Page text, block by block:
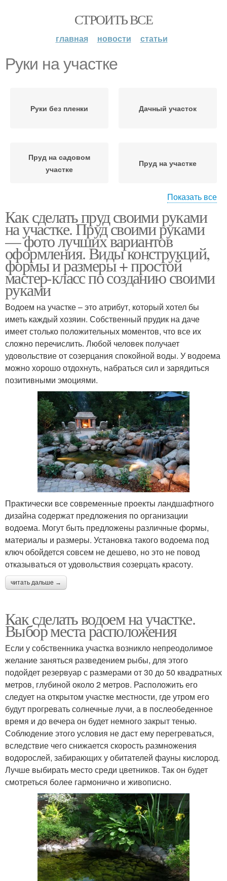
СТРОИТЬ ВСЕ
главная новости статьи
Руки на участке
Руки без пленки Дачный участок
Пруд на садовом
участке
Пруд на участке
Участок для разведения Пруд на дачном участке
Раки на дачном участке
Показать все
Как сделать пруд своими руками
на участке. Пруд своими руками
— фото лучших вариантов
оформления. Виды конструкций,
формы и размеры + простой
мастер-класс по созданию своими
руками
Водоем на участке – это атрибут, который хотел бы
иметь каждый хозяин. Собственный прудик на даче
имеет столько положительных моментов, что все их
сложно перечислить. Любой человек получает
удовольствие от созерцания спокойной воды. У водоема
можно хорошо отдохнуть, набраться сил и зарядиться
позитивными эмоциями.
Практически все современные проекты ландшафтного
дизайна содержат предложения по организации
водоема. Могут быть предложены различные формы,
материалы и размеры. Установка такого водоема под
ключ обойдется совсем не дешево, но это не повод
отказываться от удовольствия созерцать красоту.
читать дальше →
Как сделать водоем на участке.
Выбор места расположения
Если у собственника участка возникло непреодолимое
желание заняться разведением рыбы, для этого
подойдет резервуар с размерами от 30 до 50 квадратных
метров, глубиной около 2 метров. Расположить его
следует на открытом участке местности, где утром его
будут прогревать солнечные лучи, а в послеобеденное
время и до вечера он будет немного закрыт тенью.
Соблюдение этого условия не даст ему перегреваться,
вследствие чего снижается скорость размножения
водорослей, забирающих у обитателей фауны кислород.
Лучше выбирать место среди цветников. Так он будет
смотреться более гармонично и живописно.